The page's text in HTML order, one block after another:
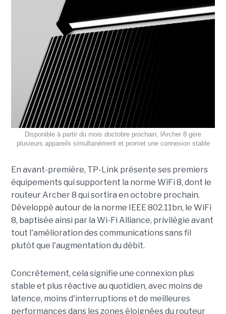
Disponible à partir du mois doctobre prochain, lArcher 8 gère
plusieurs appareils simultanément et promet une connexion stable
En avant-première, TP-Link présente ses premiers
équipements qui supportent la norme WiFi 8, dont le
routeur Archer 8 qui sortira en octobre prochain.
Développé autour de la norme IEEE 802.11bn, le WiFi
8, baptisée ainsi par la Wi-Fi Alliance, privilégie avant
tout l'amélioration des communications sans fil
plutôt que l'augmentation du débit.
Concrètement, cela signifie une connexion plus
stable et plus réactive au quotidien, avec moins de
latence, moins d'interruptions et de meilleures
performances dans les zones éloignées du routeur